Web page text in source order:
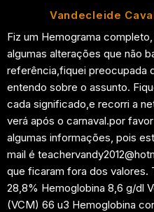
Vandecleide
Fiz um Hemograma
algumas alterações que não
referência,fiquei preocupada
entendo sobre o assunto.
cada significado,e recorri a
verá após o carnaval.por
algumas informações, pois
mail é
que ficaram fora dos valores.
28,8% Hemoglobina 8,6 g/dl
(VCM) 66 u3 Hemoglobina